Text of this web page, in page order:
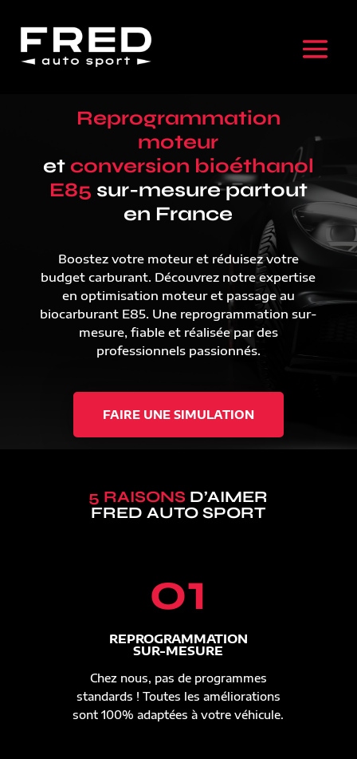
Reprogrammation
moteur
et conversion bioéthanol
E85 sur-mesure partout
en France
Boostez votre moteur et réduisez votre
budget carburant. Découvrez notre expertise
en optimisation moteur et passage au
biocarburant E85. Une reprogrammation sur-
mesure, fiable et réalisée par des
professionnels passionnés.
FAIRE UNE SIMULATION
5 RAISONS D’AIMER
FRED AUTO SPORT
01
REPROGRAMMATION
SUR-MESURE
Chez nous, pas de programmes
standards ! Toutes les améliorations
sont 100% adaptées à votre véhicule.